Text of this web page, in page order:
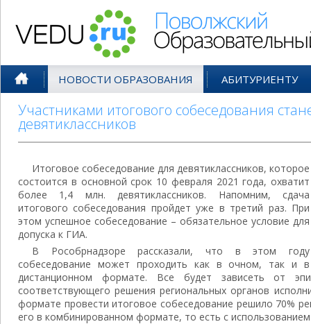
НОВОСТИ ОБРАЗОВАНИЯ АБИТУРИЕНТУ
Участниками итогового собеседования
девятиклассников
Итоговое собеседование для девятиклассников, которое
состоится в основной срок 10 февраля 2021 года, охватит
более 1,4 млн. девятиклассников. Напомним, сдача
итогового собеседования пройдет уже в третий раз. При
этом успешное собеседование – обязательное условие для
допуска к ГИА.
В Рособрнадзоре рассказали, что в этом году
собеседование может проходить как в очном, так и в
дистанционном формате. Все будет зависеть от
соответствующего решения региональных органов
формате провести итоговое собеседование решило 70%
его в комбинированном формате, то есть с